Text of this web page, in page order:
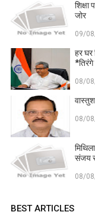
जोर
09/
हर घर
*तिरंगे
08/
08/
संजय
08/
BEST ARTICLES